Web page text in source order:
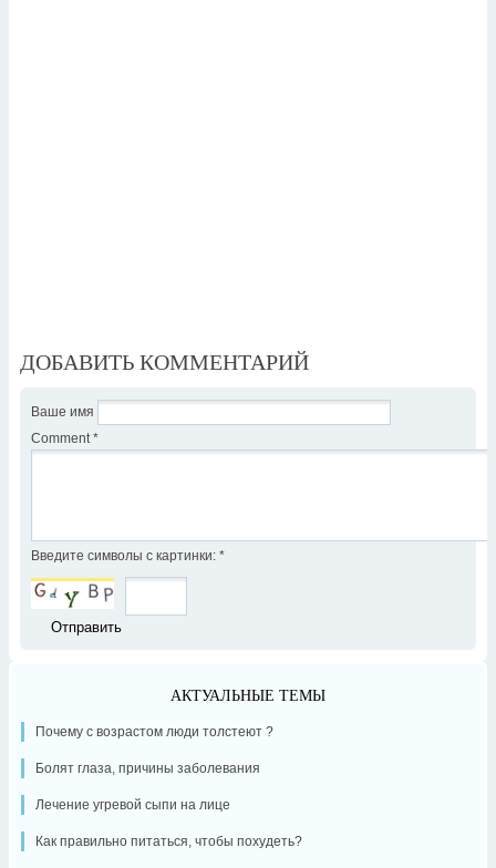
ДОБАВИТЬ КОММЕНТАРИЙ
Ваше имя
Comment *
Введите символы с картинки: *
АКТУАЛЬНЫЕ ТЕМЫ
Почему с возрастом люди толстеют ?
Болят глаза, причины заболевания
Лечение угревой сыпи на лице
Как правильно питаться, чтобы похудеть?